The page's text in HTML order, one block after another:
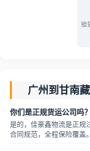
验
广州到甘南
你们是正规货运公司吗？
是的，佳豪鑫物流是正规
合同规范，全程保险覆盖。